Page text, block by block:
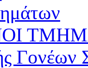
Γονέων